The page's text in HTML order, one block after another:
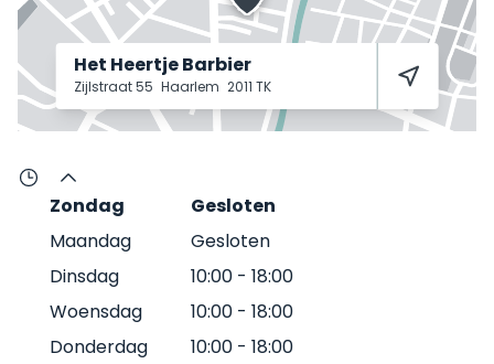
Het Heertje Barbier
Zijlstraat 55 Haarlem 2011 TK
Zondag
Gesloten
Maandag
Gesloten
Dinsdag
10:00 - 18:00
Woensdag
10:00 - 18:00
Donderdag
10:00 - 18:00